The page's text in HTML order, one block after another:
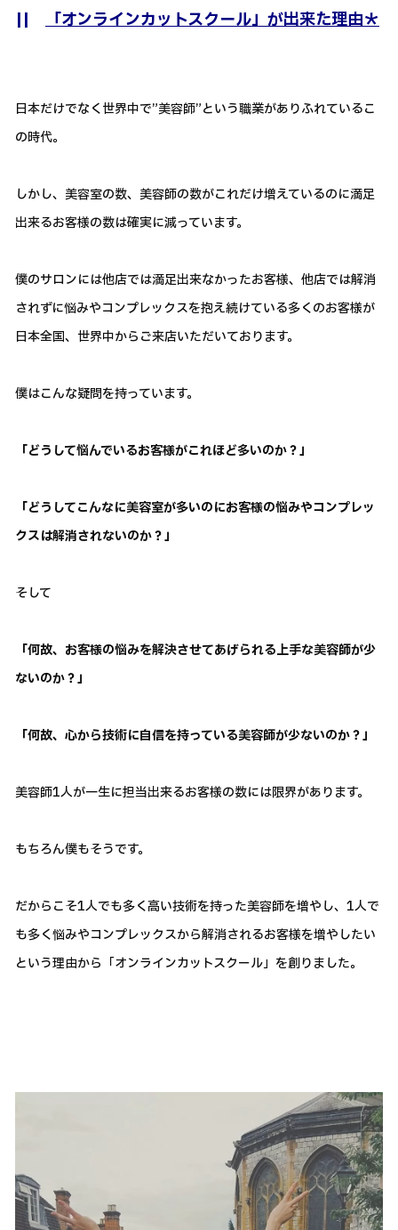
|| 「オンラインカットスクール」が出来た理由＊
日本だけでなく世界中で”美容師”という職業がありふれているこ
の時代。
しかし、美容室の数、美容師の数がこれだけ増えているのに満足
出来るお客様の数は確実に減っています。
僕のサロンには他店では満足出来なかったお客様、他店では解消
されずに悩みやコンプレックスを抱え続けている多くのお客様が
日本全国、世界中からご来店いただいております。
僕はこんな疑問を持っています。
「どうして悩んでいるお客様がこれほど多いのか？」
「どうしてこんなに美容室が多いのにお客様の悩みやコンプレッ
クスは解消されないのか？」
そして
「何故、お客様の悩みを解決させてあげられる上手な美容師が少
ないのか？」
「何故、心から技術に自信を持っている美容師が少ないのか？」
美容師1人が一生に担当出来るお客様の数には限界があります。
もちろん僕もそうです。
だからこそ1人でも多く高い技術を持った美容師を増やし、1人で
も多く悩みやコンプレックスから解消されるお客様を増やしたい
という理由から「オンラインカットスクール」を創りました。